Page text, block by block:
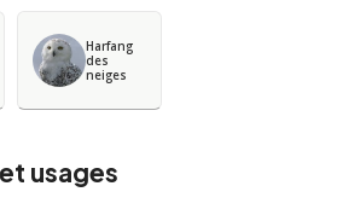
Harfang
des
neiges
usages